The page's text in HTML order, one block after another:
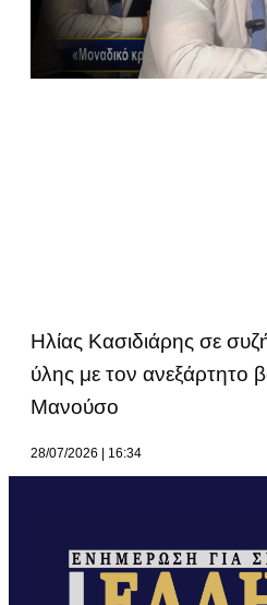
Ηλίας Κασιδιάρης σε
ύλης με τον ανεξάρτητο
Μανούσο
28/07/2026 16:34